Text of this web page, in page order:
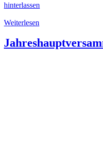
hinterlassen
Weiterlesen